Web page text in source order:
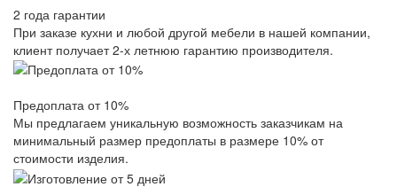
2 года гарантии
При заказе кухни и любой другой мебели в нашей компании,
клиент получает 2-х летнюю гарантию производителя.
Предоплата от 10%
Мы предлагаем уникальную возможность заказчикам на
минимальный размер предоплаты в размере 10% от
стоимости изделия.